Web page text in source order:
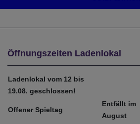
Öffnungszeiten Ladenlokal
Ladenlokal vom 12 bis
19.08. geschlossen!
Offener Spieltag
Entfällt im
August